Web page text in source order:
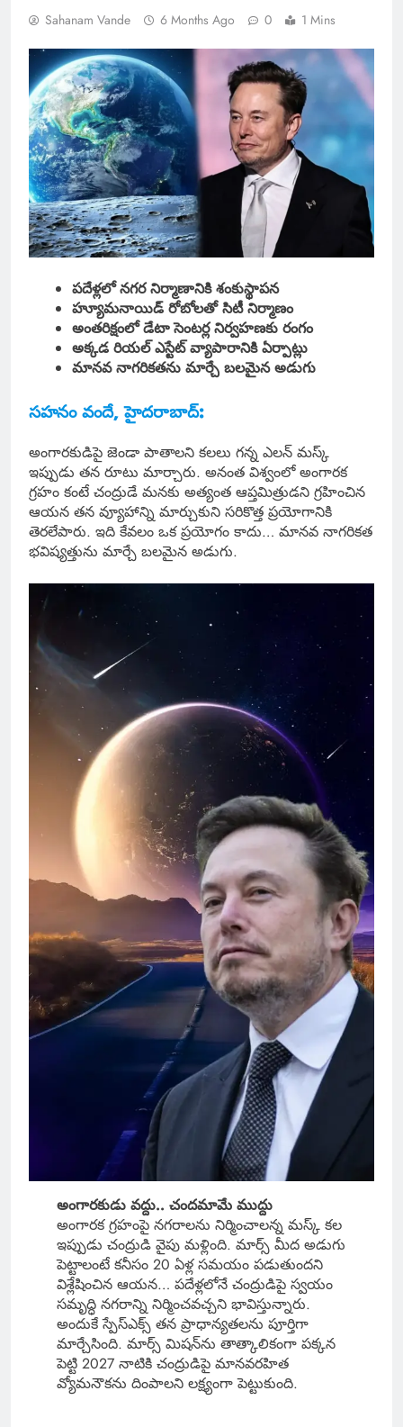
Sahanam Vande 6 Months Ago 0 1 Mins
పదేళ్లలో నగర నిర్మాణానికి శంకుస్థాపన
హ్యూమనాయిడ్ రోబోలతో సిటీ నిర్మాణం
అంతరిక్షంలో డేటా సెంటర్ల నిర్వహణకు రంగం
అక్కడ రియల్ ఎస్టేట్ వ్యాపారానికి ఏర్పాట్లు
మానవ నాగరికతను మార్చే బలమైన అడుగు
సహనం వందే, హైదరాబాద్:
అంగారకుడిపై జెండా పాతాలని కలలు గన్న ఎలన్ మస్క్
ఇప్పుడు తన రూటు మార్చారు. అనంత విశ్వంలో అంగారక
గ్రహం కంటే చంద్రుడే మనకు అత్యంత ఆప్తమిత్రుడని గ్రహించిన
ఆయన తన వ్యూహాన్ని మార్చుకుని సరికొత్త ప్రయోగానికి
తెరలేపారు. ఇది కేవలం ఒక ప్రయోగం కాదు… మానవ నాగరికత
భవిష్యత్తును మార్చే బలమైన అడుగు.
అంగారకుడు వద్దు.. చందమామే ముద్దు
అంగారక గ్రహంపై నగరాలను నిర్మించాలన్న మస్క్ కల
ఇప్పుడు చంద్రుడి వైపు మళ్లింది. మార్స్ మీద అడుగు
పెట్టాలంటే కనీసం 20 ఏళ్ల సమయం పడుతుందని
విశ్లేషించిన ఆయన… పదేళ్లలోనే చంద్రుడిపై స్వయం
సమృద్ధి నగరాన్ని నిర్మించవచ్చని భావిస్తున్నారు.
అందుకే స్పేస్‌ఎక్స్ తన ప్రాధాన్యతలను పూర్తిగా
మార్చేసింది. మార్స్ మిషన్‌ను తాత్కాలికంగా పక్కన
పెట్టి 2027 నాటికి చంద్రుడిపై మానవరహిత
వ్యోమనౌకను దింపాలని లక్ష్యంగా పెట్టుకుంది.